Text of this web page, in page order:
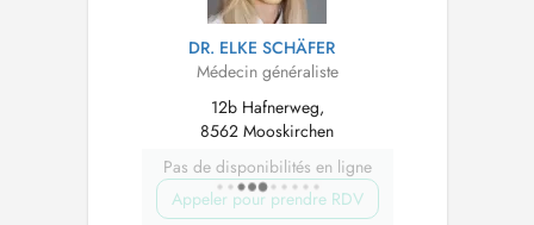
DR. ELKE SCHÄFER
Médecin généraliste
12b Hafnerweg,
8562 Mooskirchen
Pas de disponibilités en ligne
Appeler pour prendre RDV